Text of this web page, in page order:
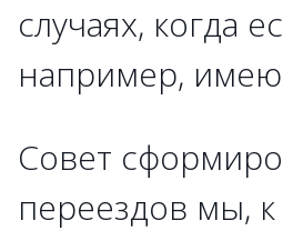
случаях, когда
например,
Совет
переездов мы,